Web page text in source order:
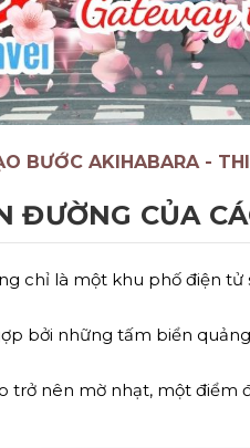
BƯỚC AKIHABARA -
ĐƯỜNG CỦA
chỉ là một khu phố điện
bởi những tấm biển
trở nên mờ nhạt, một